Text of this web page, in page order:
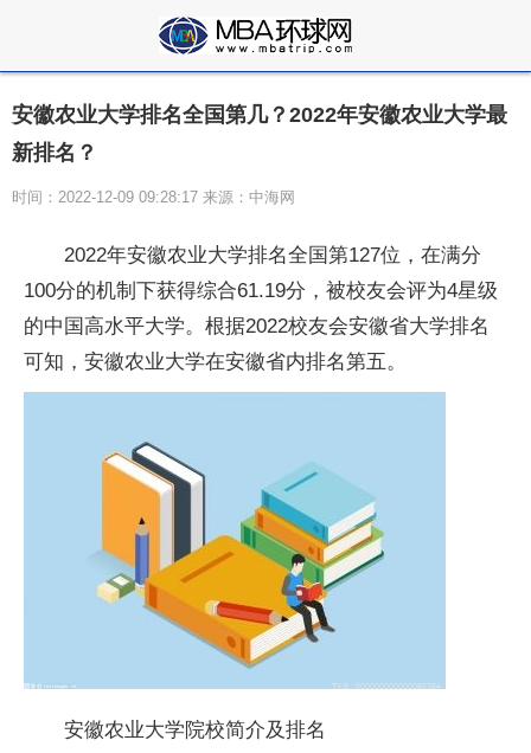
安徽农业大学排名全国第几？2022年安徽农业大学最
新排名？
时间：2022-12-09 09:28:17 来源：中海网
2022年安徽农业大学排名全国第127位，在满分
100分的机制下获得综合61.19分，被校友会评为4星级
的中国高水平大学。根据2022校友会安徽省大学排名
可知，安徽农业大学在安徽省内排名第五。
安徽农业大学院校简介及排名